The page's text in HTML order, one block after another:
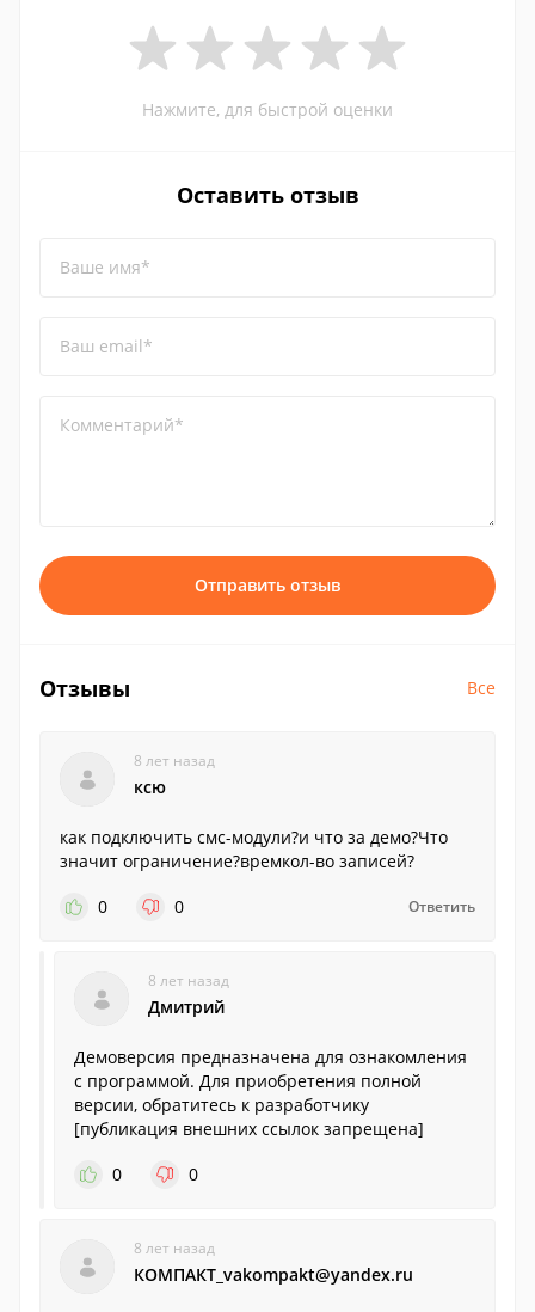
Нажмите, для быстрой оценки
Оставить отзыв
Ваше имя*
Ваш email*
Комментарий*
Отправить отзыв
Отзывы Все
8 лет назад
ксю
как подключить смс-модули?и что за демо?Что
значит ограничение?времкол-во записей?
0
0 Ответить
8 лет назад
Дмитрий
Демоверсия предназначена для ознакомления
с программой. Для приобретения полной
версии, обратитесь к разработчику
[публикация внешних ссылок запрещена]
0
0
8 лет назад
КОМПАКТ_vakompakt@yandex.ru